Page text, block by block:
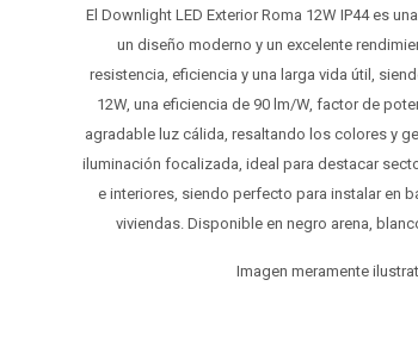
El Downlight LED Exterior Roma 12W IP44 es
un diseño moderno y un excelente
resistencia, eficiencia y una larga vida útil,
12W, una eficiencia de 90 lm/W, factor de
agradable luz cálida, resaltando los colores y
iluminación focalizada, ideal para destacar
e interiores, siendo perfecto para instalar en
viviendas. Disponible en negro arena,
Imagen meramente